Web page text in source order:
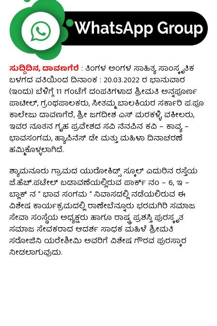
ಸುದ್ದಿದಿನ, ದಾವಣಗೆರೆ : ತಿಂಗಳ ಅಂಗಳ ಸಾಹಿತ್ಯ ಸಾಂಸ್ಕೃತಿಕ
ಬಳಗದ ವತಿಯಿಂದ ದಿನಾಂಕ : 20.03.2022 ರ ಭಾನುವಾರ‌
(ಇಂದು) ಬೆಳಿಗ್ಗೆ 11 ಗಂಟೆಗೆ ದಂಪತಿಗಳಾದ ಶ್ರೀಮತಿ ಅನ್ನಪೂರ್ಣ
ಪಾಟೀಲ್, ಗ್ರಂಥಪಾಲಕರು, ಸೀತಮ್ಮ ಬಾಲಕಿಯರ ಸರ್ಕಾರಿ ಪ.ಪೂ
ಕಾಲೇಜು ದಾವಣಗೆರೆ, ಶ್ರೀ ಜಗದೀಶ ಎಸ್ ಮರಕಳ್ಳಿ, ವಕೀಲರು,
ಇವರ ನೂತನ ಗೃಹ ಪ್ರವೇಶದ ಸವಿ ನೆನಪಿನ ಕವಿ – ಕಾವ್ಯ –
ಭಾವಸಂಗಮ, ಹ್ಯಾಪಿನೆಸ್ ಡೇ ಮತ್ತು ಮಹಿಳಾ ದಿನಾಚರಣೆ
ಹಮ್ಮಿಕೊಳ್ಳಲಾಗಿದೆ.
ಶ್ಯಾಮನೂರು ಗ್ರಾಮದ ಯುರೋಕಿಡ್ಸ್ ಸ್ಕೂಲ್ ಎದುರಿನ ರಸ್ತೆಯ
ಜೆ.ಹೆಚ್.ಪಟೇಲ್ ಬಡಾವಣೆಯಲ್ಲಿರುವ ಪಾರ್ಕ್ ನಂ – 6, ಇ –
ಬ್ಲಾಕ್ ನ ” ಭಾವ ಸಂಗಮ ” ನಿವಾಸದಲ್ಲಿ ನಡೆಯಲಿರುವ ಈ
ವಿಶೇಷ ಕಾರ್ಯಕ್ರಮದಲ್ಲಿ ರಾಣೇಬೆನ್ನೂರು ಭರಮಗಿರಿ ಸಮಾಜ
ಸೇವಾ ಸಂಸ್ಥೆಯ ಅಧ್ಯಕ್ಷರು ಹಾಗೂ ರಾಷ್ಟ್ರ ಪ್ರಶಸ್ತಿ ಪುರಸ್ಕೃತ
ಸಮಾಜ ಸೇವಕರಾದ ಆದರ್ಶ ಸಾಧಕ ಮಹಿಳೆ ಶ್ರೀಮತಿ
ಸರೋಜಿನಿ ಯರೇಶೀಮಿ ಅವರಿಗೆ ವಿಶೇಷ ಗೌರವ ಪುರಸ್ಕಾರ
ನೀಡಲಾಗುವುದು.